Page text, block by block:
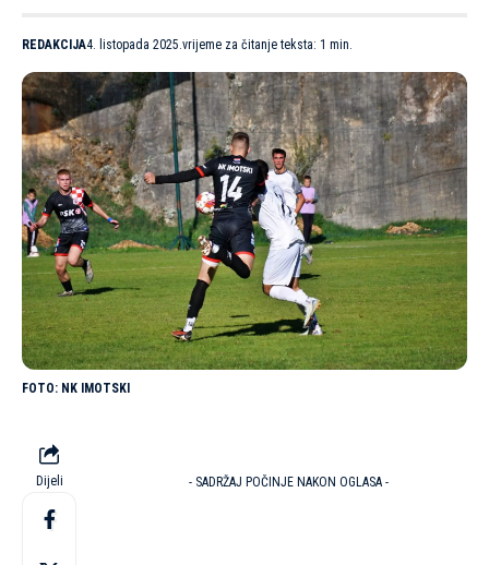
REDAKCIJA4. listopada 2025.vrijeme za čitanje teksta: 1 min.
NK IMOTSKI
Dijeli - SADRŽAJ POČINJE NAKON OGLASA -